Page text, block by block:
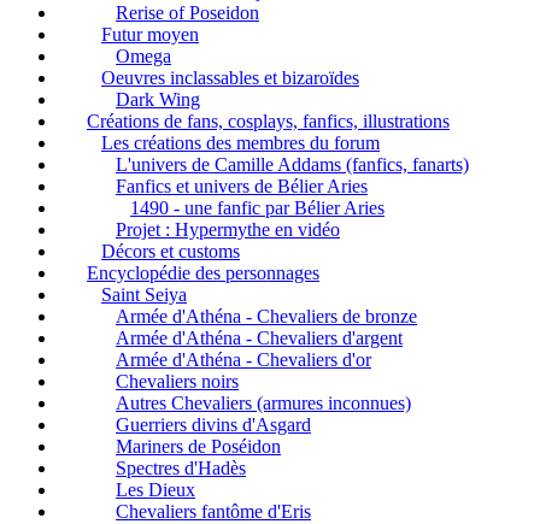
Rerise of Poseidon
Futur moyen
Omega
Oeuvres inclassables et bizaroïdes
Dark Wing
Créations de fans, cosplays, fanfics, illustrations
Les créations des membres du forum
L'univers de Camille Addams (fanfics, fanarts)
Fanfics et univers de Bélier Aries
1490 - une fanfic par Bélier Aries
Projet : Hypermythe en vidéo
Décors et customs
Encyclopédie des personnages
Saint Seiya
Armée d'Athéna - Chevaliers de bronze
Armée d'Athéna - Chevaliers d'argent
Armée d'Athéna - Chevaliers d'or
Chevaliers noirs
Autres Chevaliers (armures inconnues)
Guerriers divins d'Asgard
Mariners de Poséidon
Spectres d'Hadès
Les Dieux
Chevaliers fantôme d'Eris